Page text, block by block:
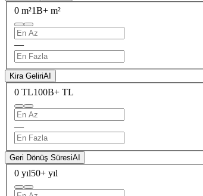
0 m²1B+ m²
—
Kira GeliriAI
0 TL100B+ TL
—
Geri Dönüş SüresiAI
0 yıl50+ yıl